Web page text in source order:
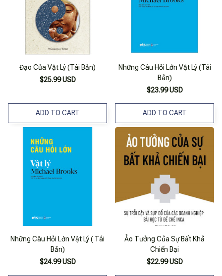
Đạo Của Vật Lý (Tái Bản)
$25.99 USD
ADD TO CART
Những Câu Hỏi Lớn Vật Lý (Tái
Bản)
$23.99 USD
ADD TO CART
Những Câu Hỏi Lớn Vật Lý ( Tái
Bản)
$24.99 USD
Ảo Tưởng Của Sự Bất Khả
Chiến Bại
$22.99 USD